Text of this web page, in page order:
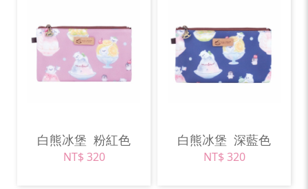
白熊冰堡 粉紅色
NT$ 320
白熊冰堡 深藍色
NT$ 320